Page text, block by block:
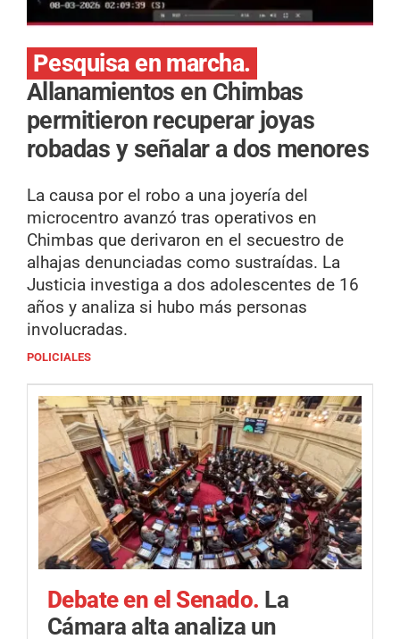
Pesquisa en marcha.
Allanamientos en Chimbas
permitieron recuperar joyas
robadas y señalar a dos menores
La causa por el robo a una joyería del
microcentro avanzó tras operativos en
Chimbas que derivaron en el secuestro de
alhajas denunciadas como sustraídas. La
Justicia investiga a dos adolescentes de 16
años y analiza si hubo más personas
involucradas.
POLICIALES
Debate en el Senado. La
Cámara alta analiza un